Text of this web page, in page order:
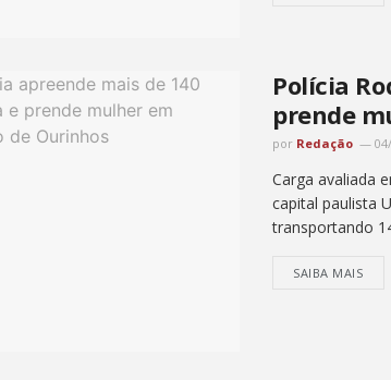
Polícia
prende
por Redação
Carga avaliada
capital paulista
transportando
SAIBA MAIS